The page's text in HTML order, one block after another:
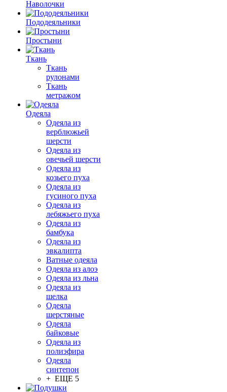
Наволочки
Пододеяльники
Простыни
Ткань
Ткань
рулонами
Ткань
метражом
Одеяла
Одеяла из
верблюжьей
шерсти
Одеяла из
овечьей шерсти
Одеяла из
козьего пуха
Одеяла из
гусиного пуха
Одеяла из
лебяжьего пуха
Одеяла из
бамбука
Одеяла из
эвкалипта
Ватные одеяла
Одеяла из алоэ
Одеяла из льна
Одеяла из
шелка
Одеяла
шерстяные
Одеяла
байковые
Одеяла из
полиэфира
Одеяла
синтепон
+ ЕЩЕ 5